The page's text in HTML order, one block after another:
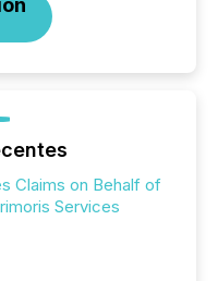
Claims on Behalf of
Services